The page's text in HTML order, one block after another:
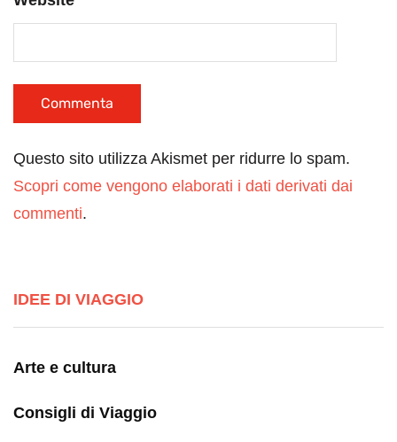
Questo sito utilizza Akismet per ridurre lo spam.
Scopri come vengono elaborati i dati derivati dai
commenti.
IDEE DI VIAGGIO
Arte e cultura
Consigli di Viaggio